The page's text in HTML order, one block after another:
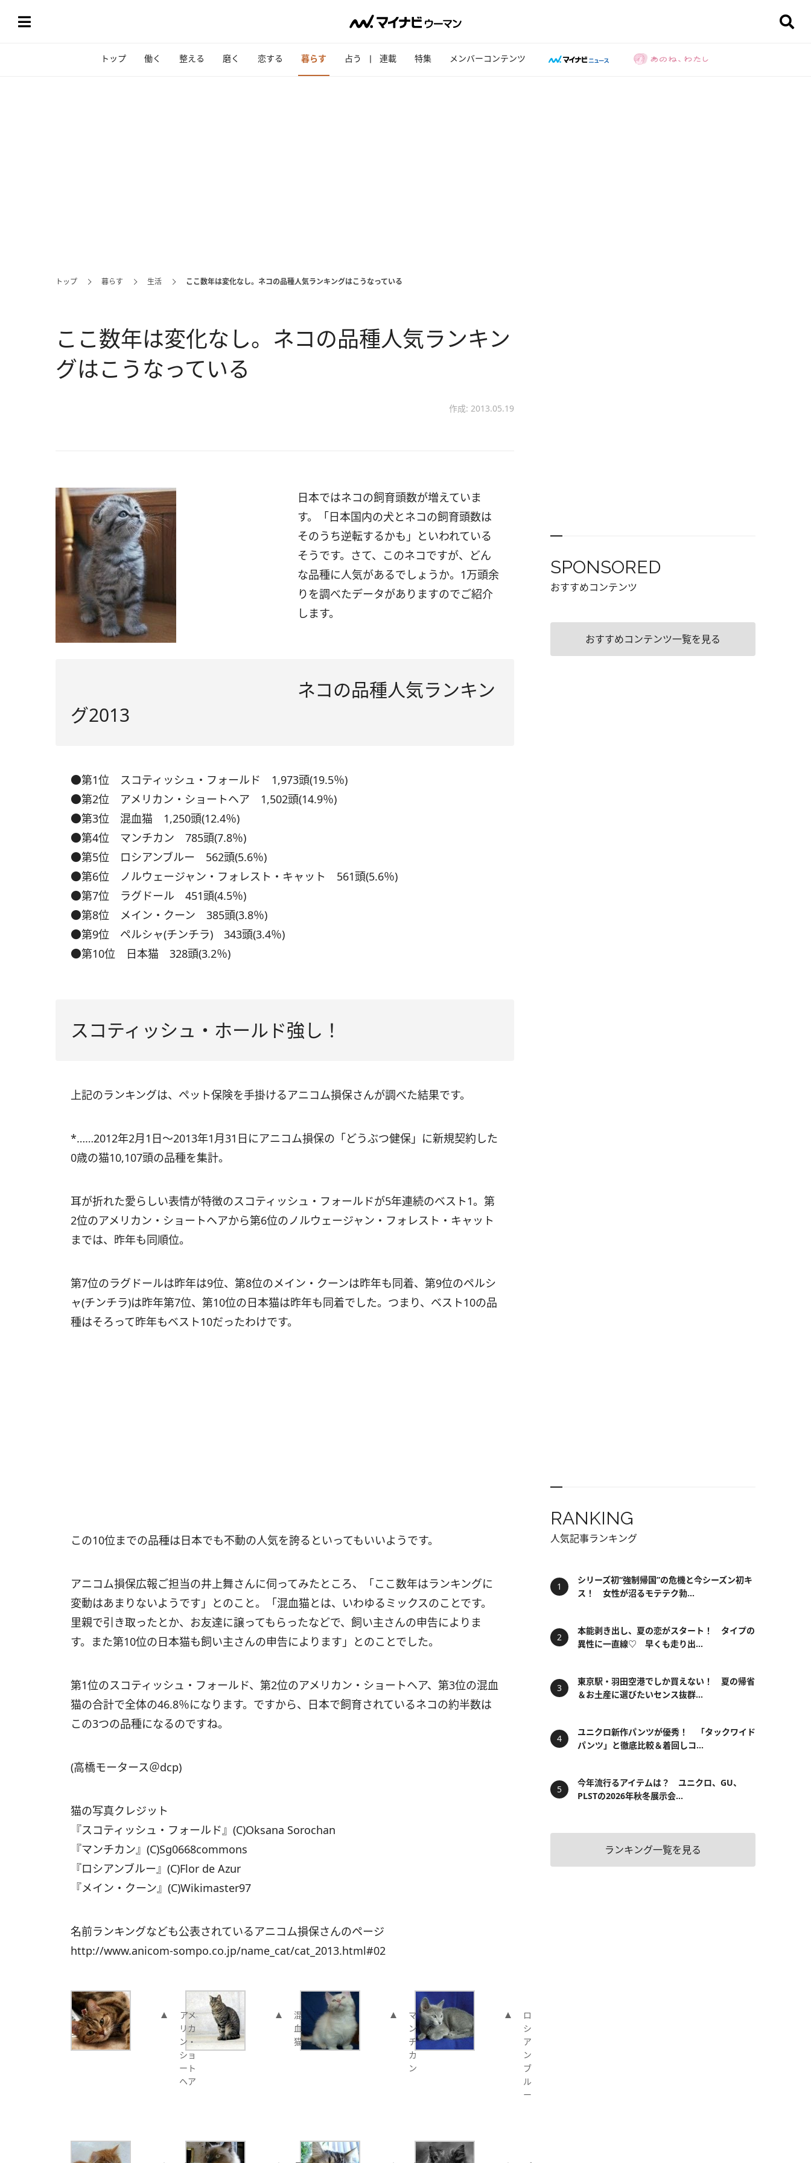
トップ 働く 整える 磨く 恋する 暮らす 占う 連載 特集 メンバーコンテンツ
トップ 暮らす 生活 ここ数年は変化なし。ネコの品種人気ランキングはこうなっている
ここ数年は変化なし。ネコの品種人気ランキン
グはこうなっている
作成: 2013.05.19
日本ではネコの飼育頭数が増えていま
す。「日本国内の犬とネコの飼育頭数は
そのうち逆転するかも」といわれている
そうです。さて、このネコですが、どん
な品種に人気があるでしょうか。1万頭余
りを調べたデータがありますのでご紹介
します。
ネコの品種人気ランキン
グ2013
●第1位 スコティッシュ・フォールド 1,973頭(19.5％)
●第2位 アメリカン・ショートヘア 1,502頭(14.9％)
●第3位 混血猫 1,250頭(12.4％)
●第4位 マンチカン 785頭(7.8％)
●第5位 ロシアンブルー 562頭(5.6％)
●第6位 ノルウェージャン・フォレスト・キャット 561頭(5.6％)
●第7位 ラグドール 451頭(4.5％)
●第8位 メイン・クーン 385頭(3.8％)
●第9位 ペルシャ(チンチラ) 343頭(3.4％)
●第10位 日本猫 328頭(3.2％)
スコティッシュ・ホールド強し！
上記のランキングは、ペット保険を手掛けるアニコム損保さんが調べた結果です。
*……2012年2月1日～2013年1月31日にアニコム損保の「どうぶつ健保」に新規契約した
0歳の猫10,107頭の品種を集計。
耳が折れた愛らしい表情が特徴のスコティッシュ・フォールドが5年連続のベスト1。第
2位のアメリカン・ショートヘアから第6位のノルウェージャン・フォレスト・キャット
までは、昨年も同順位。
第7位のラグドールは昨年は9位、第8位のメイン・クーンは昨年も同着、第9位のペルシ
ャ(チンチラ)は昨年第7位、第10位の日本猫は昨年も同着でした。つまり、ベスト10の品
種はそろって昨年もベスト10だったわけです。
この10位までの品種は日本でも不動の人気を誇るといってもいいようです。
アニコム損保広報ご担当の井上舞さんに伺ってみたところ、「ここ数年はランキングに
変動はあまりないようです」とのこと。「混血猫とは、いわゆるミックスのことです。
里親で引き取ったとか、お友達に譲ってもらったなどで、飼い主さんの申告によりま
す。また第10位の日本猫も飼い主さんの申告によります」とのことでした。
第1位のスコティッシュ・フォールド、第2位のアメリカン・ショートヘア、第3位の混血
猫の合計で全体の46.8％になります。ですから、日本で飼育されているネコの約半数は
この3つの品種になるのですね。
(高橋モータース＠dcp)
猫の写真クレジット
『スコティッシュ・フォールド』(C)Oksana Sorochan
『マンチカン』(C)Sg0668commons
『ロシアンブルー』(C)Flor de Azur
『メイン・クーン』(C)Wikimaster97
名前ランキングなども公表されているアニコム損保さんのページ
http://www.anicom-sompo.co.jp/name_cat/cat_2013.html#02
アメ
リカ
ン・
ショ
ート
ヘア
混
血
猫
マ
ン
チ
カ
ン
ロ
シ
ア
ン
ブ
ル
ー
SPONSORED
おすすめコンテンツ
おすすめコンテンツ一覧を見る
RANKING
人気記事ランキング
シリーズ初“強制帰国”の危機と今シーズン初キ
ス！ 女性が沼るモテテク勃...
本能剥き出し、夏の恋がスタート！ タイプの
異性に一直線♡ 早くも走り出...
東京駅・羽田空港でしか買えない！ 夏の帰省
＆お土産に選びたいセンス抜群...
ユニクロ新作パンツが優秀！ 「タックワイド
パンツ」と徹底比較＆着回しコ...
今年流行るアイテムは？ ユニクロ、GU、
PLSTの2026年秋冬展示会...
ランキング一覧を見る